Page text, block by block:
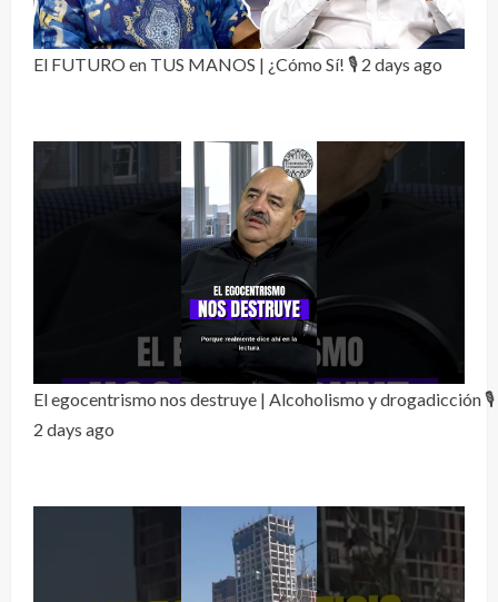
El FUTURO en TUS MANOS | ¿Cómo Sí! 🎙️ 2 days ago
El egocentrismo nos destruye | Alcoholismo y drogadicción 🎙️
2 days ago